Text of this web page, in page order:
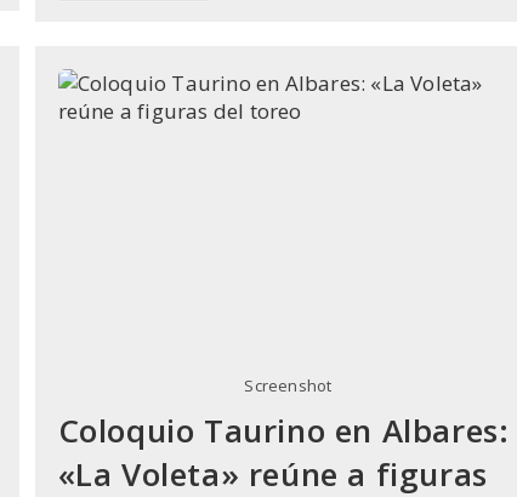
✨
La
Peña
La
Screenshot
Coloquio Taurino en Albares:
«La Voleta» reúne a figuras